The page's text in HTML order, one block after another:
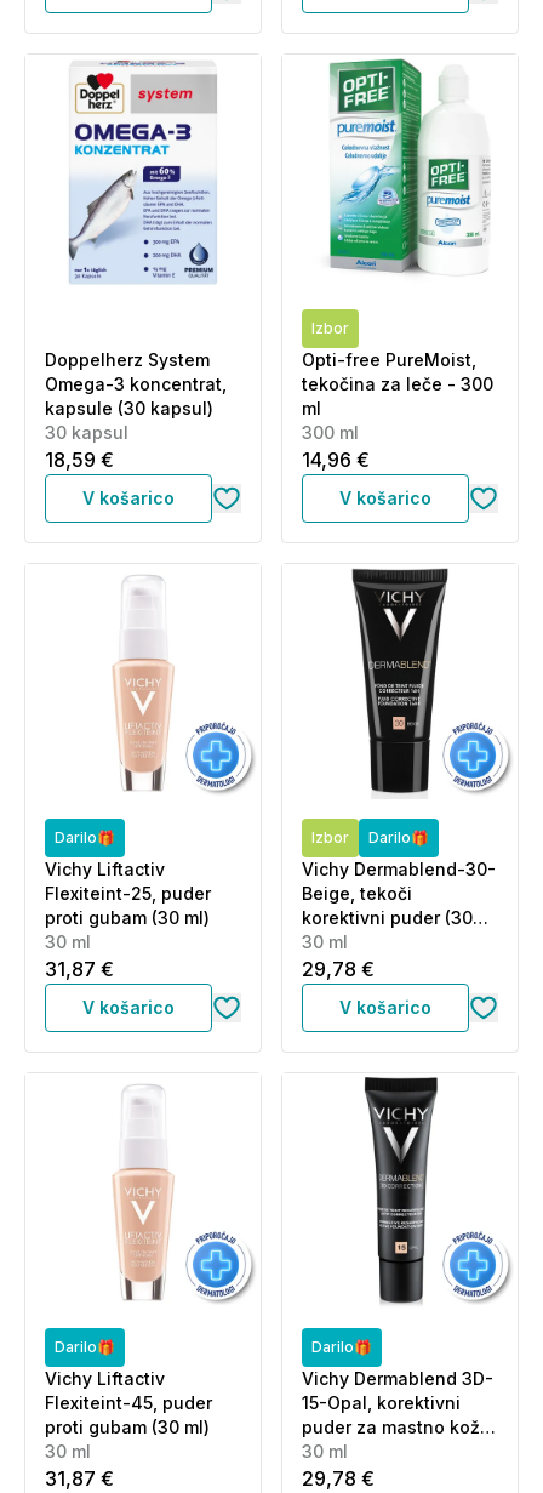
Doppelherz System
Omega-3 koncentrat,
kapsule (30 kapsul)
30 kapsul
18,59 €
V košarico
Izbor
Opti-free PureMoist,
tekočina za leče - 300
ml
300 ml
14,96 €
V košarico
Darilo🎁
Vichy Liftactiv
Flexiteint-25, puder
proti gubam (30 ml)
30 ml
31,87 €
V košarico
Izbor Darilo🎁
Vichy Dermablend-30-
Beige, tekoči
korektivni puder (30
ml)
30 ml
29,78 €
V košarico
Darilo🎁
Vichy Liftactiv
Flexiteint-45, puder
proti gubam (30 ml)
30 ml
31,87 €
Darilo🎁
Vichy Dermablend 3D-
15-Opal, korektivni
puder za mastno kožo
(30 ml)
30 ml
29,78 €